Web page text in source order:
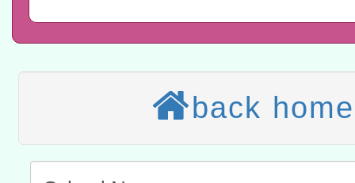
本館辦理115年度閱讀磐
A3數位素養講師名單
「數位內容與教學軟體線
back home